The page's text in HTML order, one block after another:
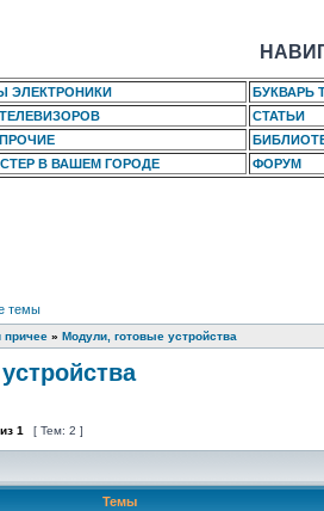
ЭЛЕКТРОНИКИ
БУКВАРЬ
СТАТЬИ
В ВАШЕМ ГОРОДЕ
ФОРУМ
темы
причее » Модули, готовые устройства
из 1 [ Тем: 2 ]
Темы